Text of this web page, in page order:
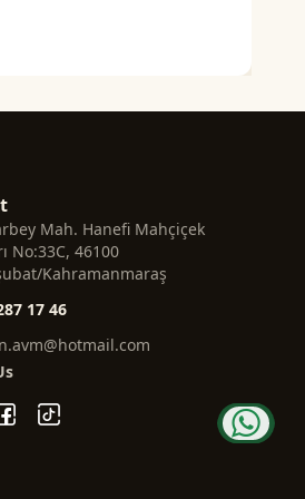
Mah. Hanefi Mahçiçek
No:33C, 46100
Kahramanmaraş
17 46